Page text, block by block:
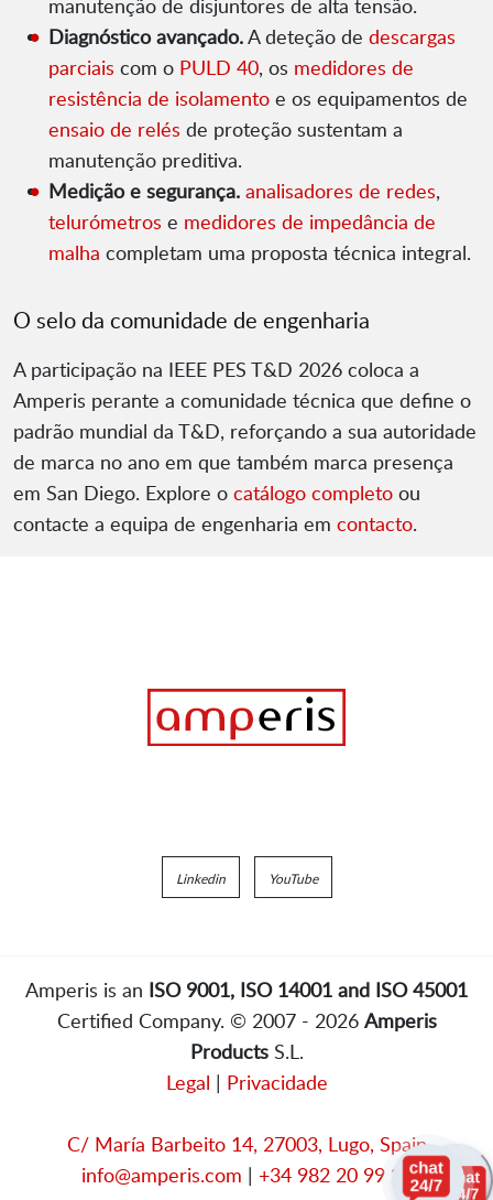
manutenção de disjuntores de alta tensão.
Diagnóstico avançado.A deteção de descargas
parciais com o PULD 40, os medidores de
resistência de isolamento e os equipamentos de
ensaio de relés de proteção sustentam a
manutenção preditiva.
Medição e segurança. analisadores de redes,
telurómetros e medidores de impedância de
malha completam uma proposta técnica integral.
O selo da comunidade de engenharia
A participação na IEEE PES T&D 2026 coloca a
Amperis perante a comunidade técnica que define o
padrão mundial da T&D, reforçando a sua autoridade
de marca no ano em que também marca presença
em San Diego. Explore o catálogo completo ou
contacte a equipa de engenharia em contacto.
Linkedin YouTube
Amperis is an ISO 9001, ISO 14001 and ISO 45001
Certified Company. © 2007 - 2026 Amperis
ProductsS.L.
Legal | Privacidade
C/ María Barbeito 14, 27003, Lugo, Spain
info@amperis.com | +34 982 20 99 20